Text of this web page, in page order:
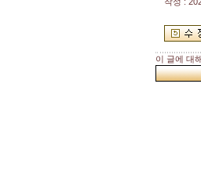
이 글에 대